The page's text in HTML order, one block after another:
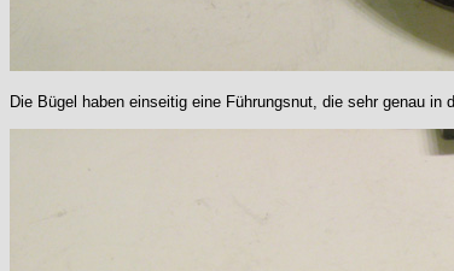
Die Bügel haben einseitig eine Führungsnut, die sehr genau